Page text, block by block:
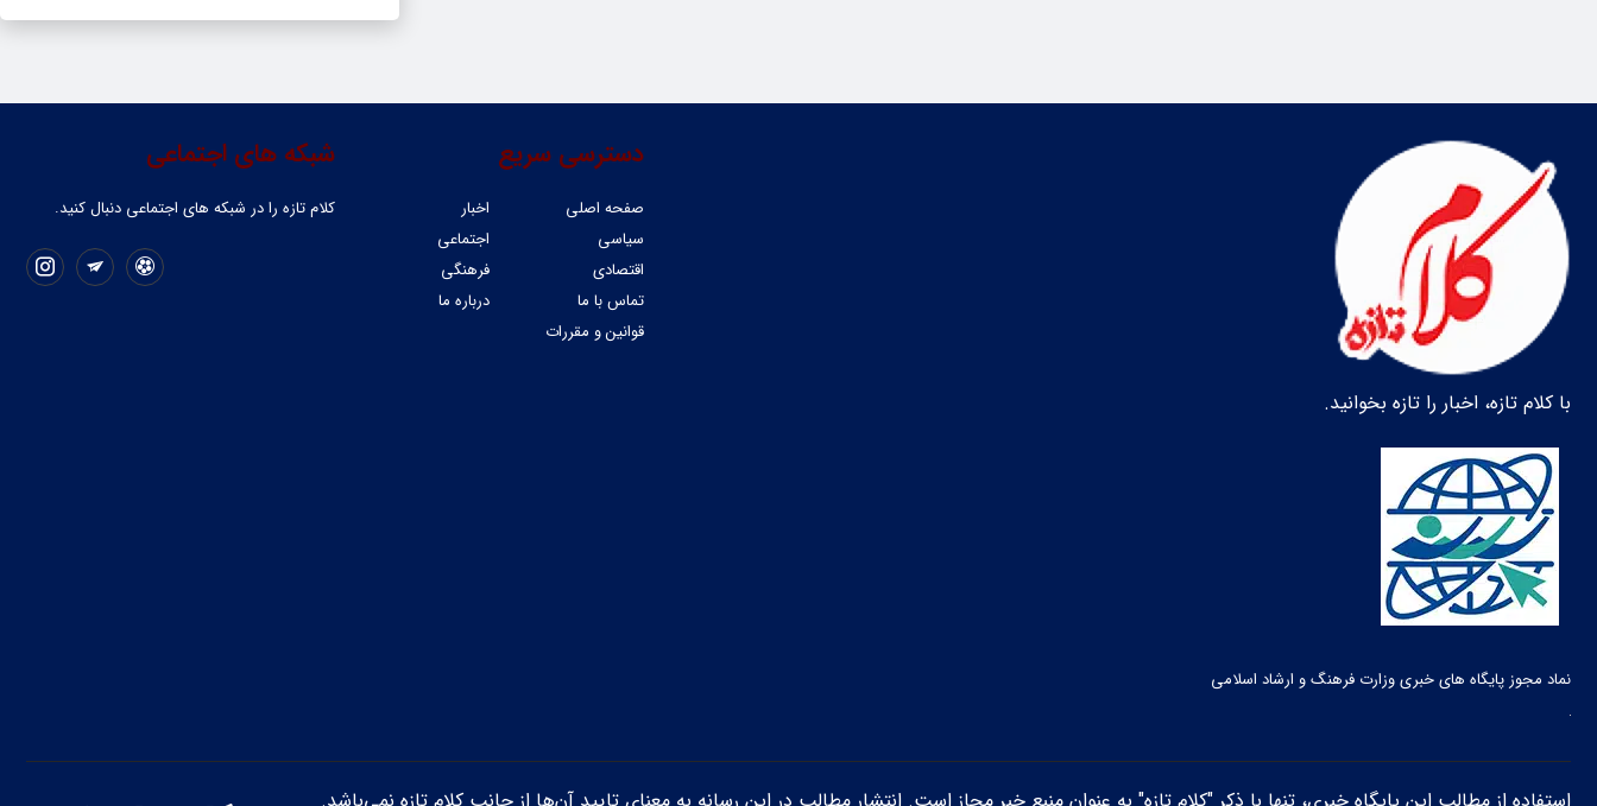
با کلام تازه، اخبار را تازه بخوانید.
نماد مجوز پایگاه های خبری وزارت فرهنگ و ارشاد اسلامی
شبکه های اجتماعی
کلام تازه را در شبکه ‌های اجتماعی دنبال کنید.
دسترسی سریع
صفحه اصلی
اخبار
سیاسی
اجتماعی
اقتصادی
فرهنگی
تماس با ما
درباره ما
قوانین و مقررات